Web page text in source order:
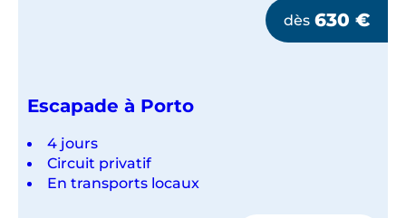
dès 630 €
Escapade à Porto
4 jours
Circuit privatif
En transports locaux